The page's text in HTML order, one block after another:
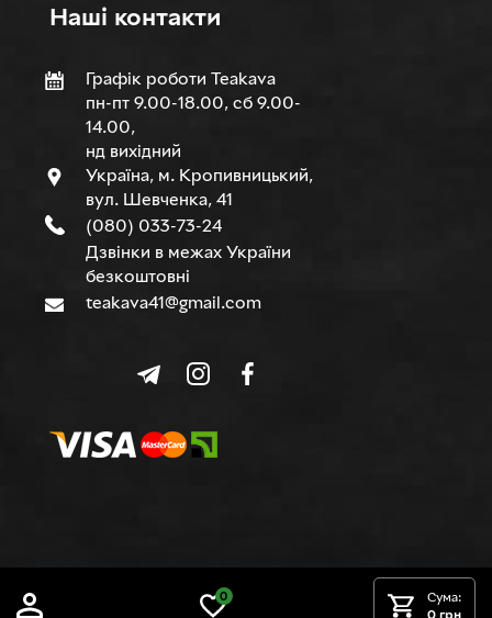
0
Сума:
0 грн
Нашi контакти
Графік роботи Teakava
пн-пт 9.00-18.00, сб 9.00-
14.00,
нд вихідний
Україна, м. Кропивницький,
вул. Шевченка, 41
(080) 033-73-24
Дзвінки в межах України
безкоштовні
teakava41@gmail.com
© TEAKAVA, 2015-2026 р.